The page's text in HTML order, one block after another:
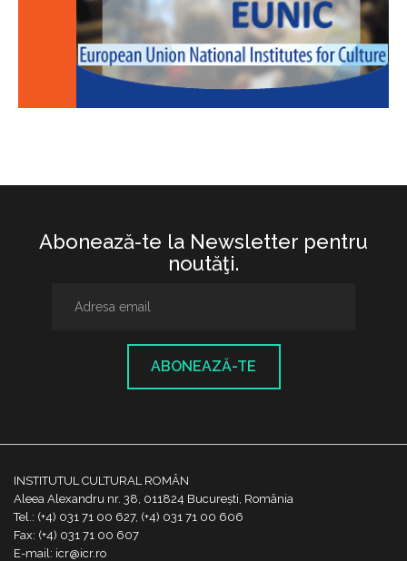
Abonează-te la Newsletter pentru
noutăţi.
ABONEAZĂ-TE
INSTITUTUL CULTURAL ROMÂN
Aleea Alexandru nr. 38, 011824 București, România
Tel.: (+4) 031 71 00 627, (+4) 031 71 00 606
Fax: (+4) 031 71 00 607
E-mail: icr@icr.ro